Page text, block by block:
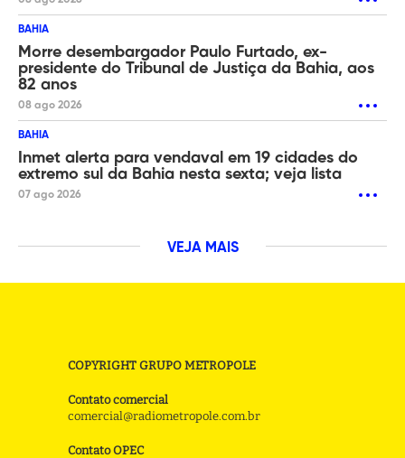
BAHIA
Morre desembargador Paulo Furtado, ex-
presidente do Tribunal de Justiça da Bahia, aos
82 anos
08 ago 2026
BAHIA
Inmet alerta para vendaval em 19 cidades do
extremo sul da Bahia nesta sexta; veja lista
07 ago 2026
VEJA MAIS
COPYRIGHT GRUPO METROPOLE
Contato comercial
comercial@radiometropole.com.br
Contato OPEC